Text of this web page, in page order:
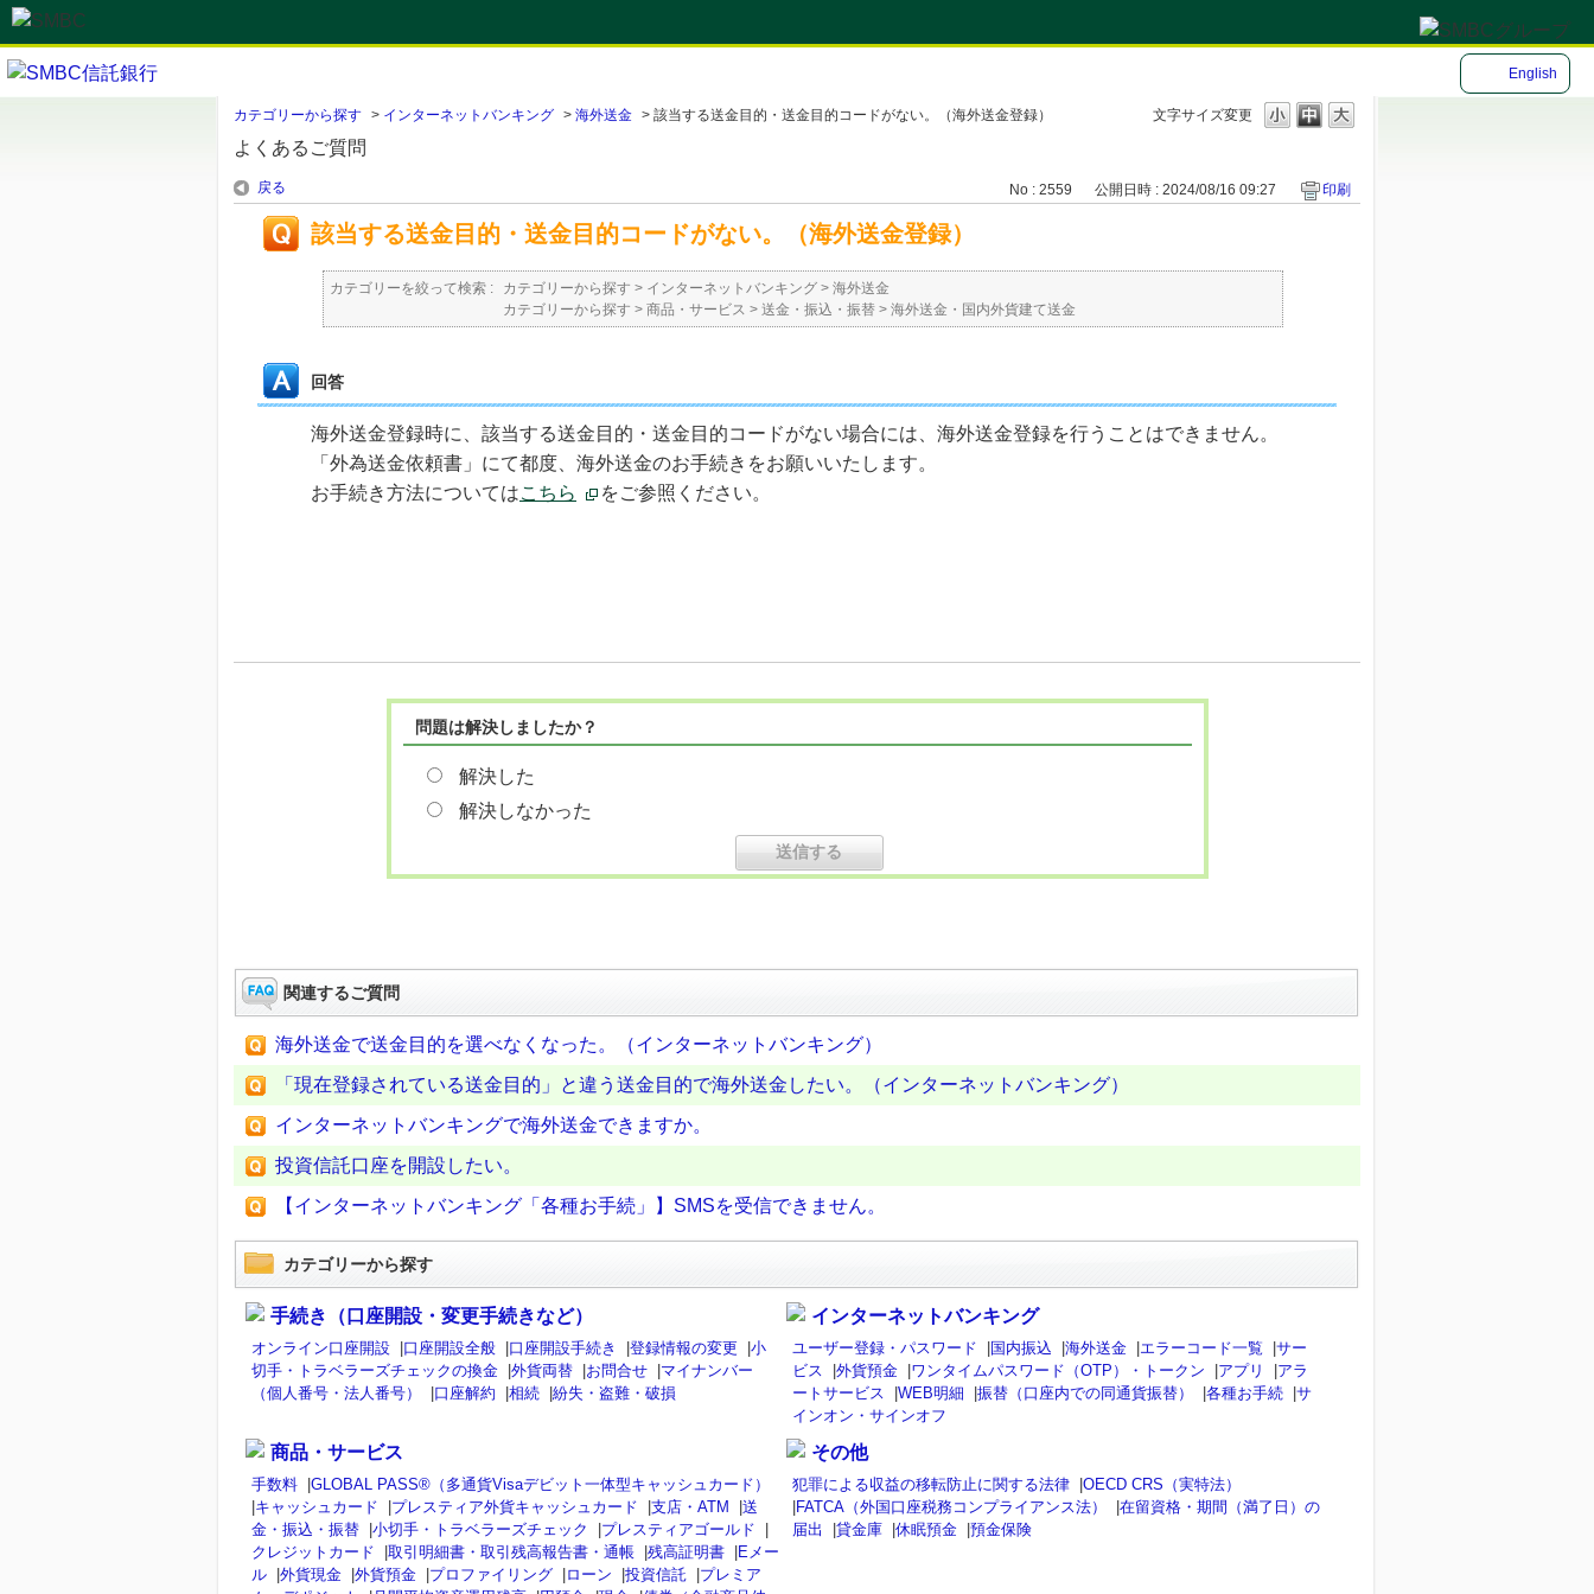
English
文字サイズ変更
カテゴリーから探す > インターネットバンキング > 海外送金 > 該当する送金目的・送金目的コードがない。（海外送金登録）
よくあるご質問
戻る No : 2559 公開日時 : 2024/08/16 09:27 印刷
該当する送金目的・送金目的コードがない。（海外送金登録）
カテゴリーを絞って検索 : カテゴリーから探す > インターネットバンキング > 海外送金
カテゴリーから探す > 商品・サービス > 送金・振込・振替 > 海外送金・国内外貨建て送金
回答
海外送金登録時に、該当する送金目的・送金目的コードがない場合には、海外送金登録を行うことはできません。
「外為送金依頼書」にて都度、海外送金のお手続きをお願いいたします。
お手続き方法についてはこちら をご参照ください。
問題は解決しましたか？
解決した
解決しなかった
関連するご質問
海外送金で送金目的を選べなくなった。（インターネットバンキング）
「現在登録されている送金目的」と違う送金目的で海外送金したい。（インターネットバンキング）
インターネットバンキングで海外送金できますか。
投資信託口座を開設したい。
【インターネットバンキング「各種お手続」】SMSを受信できません。
カテゴリーから探す
手続き（口座開設・変更手続きなど）
オンライン口座開設 |口座開設全般 |口座開設手続き |登録情報の変更 |小
切手・トラベラーズチェックの換金 |外貨両替 |お問合せ |マイナンバー
（個人番号・法人番号）
|口座解約 |相続 |紛失・盗難・破損
インターネットバンキング
ユーザー登録・パスワード |国内振込 |海外送金 |エラーコード一覧 |サー
ビス
|外貨預金 |ワンタイムパスワード（OTP）・トークン |アプリ |アラ
ートサービス
|WEB明細 |振替（口座内での同通貨振替） |各種お手続 |サ
インオン・サインオフ
商品・サービス
手数料 |GLOBAL PASS®（多通貨Visaデビット一体型キャッシュカード）
|キャッシュカード |プレスティア外貨キャッシュカード |支店・ATM |送
金・振込・振替 |小切手・トラベラーズチェック |プレスティアゴールド
|
クレジットカード
|取引明細書・取引残高報告書・通帳 |残高証明書 |Eメー
ル |外貨現金 |外貨預金 |プロファイリング |ローン |投資信託 |プレミア
その他
犯罪による収益の移転防止に関する法律 |OECD CRS（実特法）
|FATCA（外国口座税務コンプライアンス法） |在留資格・期間（満了日）の
届出
|貸金庫 |休眠預金 |預金保険